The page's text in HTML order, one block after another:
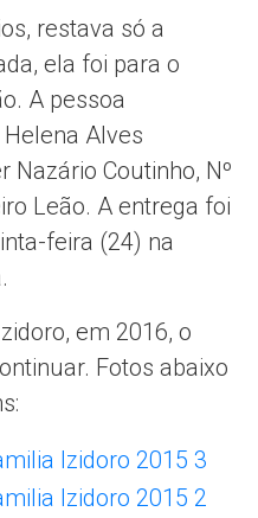
restava só a
ela foi para o
A pessoa
Alves
Nazário Coutinho, Nº
Leão. A entrega foi
feira (24) na
em 2016, o
Fotos abaixo